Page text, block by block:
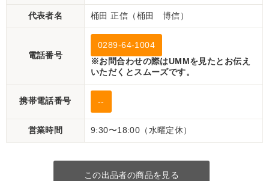
代表者名 桶田 正信（桶田 博信）
電話番号
0289-64-1004
※お問合わせの際はUMMを見たとお伝え
いただくとスムーズです。
携帯電話番号 --
営業時間 9:30〜18:00（水曜定休）
この出品者の商品を見る